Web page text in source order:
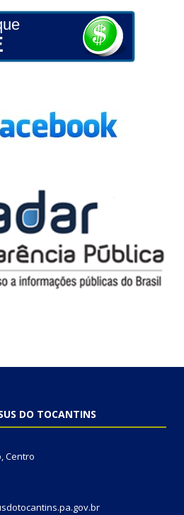
DO TOCANTINS
Centro